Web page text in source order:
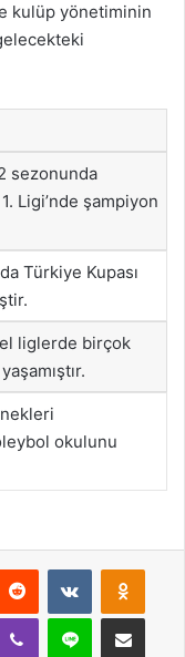
kulüp yönetiminin
sezonunda
Ligi’nde şampiyon
Türkiye Kupası
liglerde birçok
okulunu
Reddit VKontakte
Viber Line E-Posta ile